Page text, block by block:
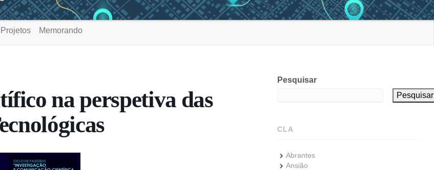
Projetos Memorando
na perspetiva das
Pesquisar
Pesquisar
CLA
Abrantes
Ansião